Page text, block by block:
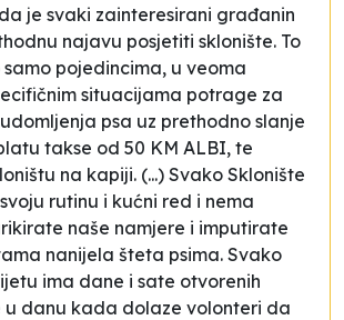
je svaki zainteresirani građanin
najavu posjetiti sklonište. To
pojedincima, u veoma
situacijama potrage za
psa uz prethodno slanje
takse od 50 KM ALBI, te
na kapiji. (...) Svako Sklonište
rutinu i kućni red i nema
naše namjere i imputirate
nanijela šteta psima. Svako
ima dane i sate otvorenih
danu kada dolaze volonteri da